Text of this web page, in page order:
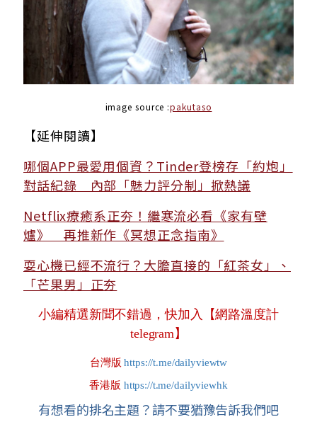
image source :pakutaso
【延伸閱讀】
哪個APP最愛用個資？Tinder登榜存「約炮」
對話紀錄 內部「魅力評分制」掀熱議
Netflix療癒系正夯！繼寒流必看《家有壁
爐》 再推新作《冥想正念指南》
耍心機已經不流行？大膽直接的「紅茶女」、
「芒果男」正夯
小編精選新聞不錯過，快加入【網路溫度計
telegram】
台灣版 https://t.me/dailyviewtw
香港版 https://t.me/dailyviewhk
有想看的排名主題？請不要猶豫告訴我們吧